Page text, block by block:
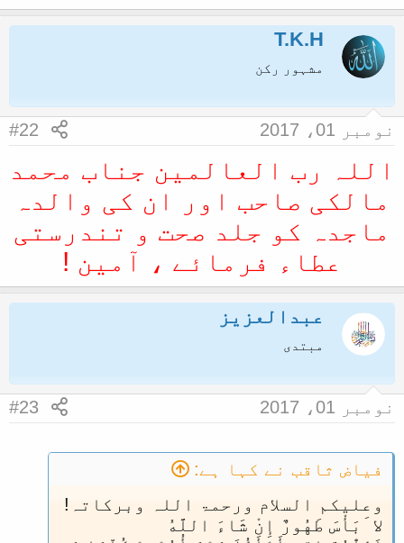
ک
ر
ن
و
ا
ا
T.K.H
مشہور رکن
نومبر 01، 2017 #22
اللہ رب العالمین جناب محمد
مالکی صاحب اور ان کی والدہ
ماجدہ کو جلد صحت و تندرستی
عطاء فرمائے ، آمین !
عبدالعزيز
مبتدی
نومبر 01، 2017 #23
فیاض ثاقب نے کہا ہے:
وعلیکم السلام ورحمۃ اللہ وبرکاتہ!
ﻻﹶبَأْسَ طَهُورٌ إِنْ شَاءَ اللَّهُ